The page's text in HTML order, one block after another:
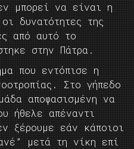
μπορεί να είναι η
δυνατότητες της
από αυτό το
στην Πάτρα.
που εντόπισε η
Στο γήπεδο
αποφασισμένη να
ήθελε απέναντι
ξέρουμε εάν κάποιοι
μετά τη νίκη επί